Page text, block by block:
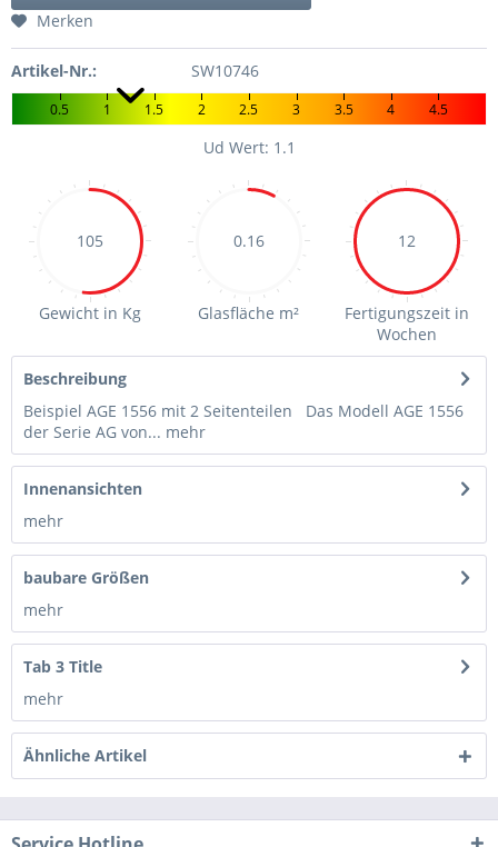
Merken
Artikel-Nr.: SW10746
0.5 1 1.5 2 2.5 3 3.5 4 4.5
Ud Wert: 1.1
105
Gewicht in Kg
0.16
Glasfläche m²
12
Fertigungszeit in
Wochen
Beschreibung
Beispiel AGE 1556 mit 2 Seitenteilen Das Modell AGE 1556
der Serie AG von... mehr
Innenansichten
mehr
baubare Größen
mehr
Tab 3 Title
mehr
Ähnliche Artikel